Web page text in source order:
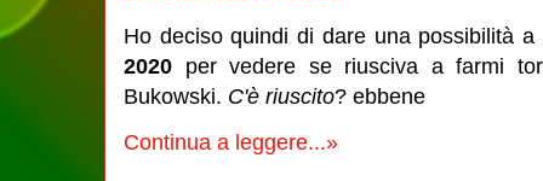
Ho deciso quindi di dare una possibilità
2020 per vedere se riusciva a farmi
Bukowski. C'è riuscito? ebbene
Continua a leggere...»